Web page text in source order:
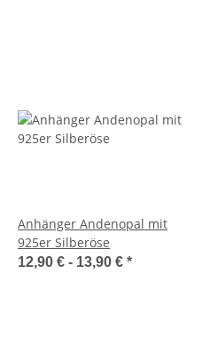
Anhänger Andenopal mit
925er Silberöse
12,90 € - 13,90 € *